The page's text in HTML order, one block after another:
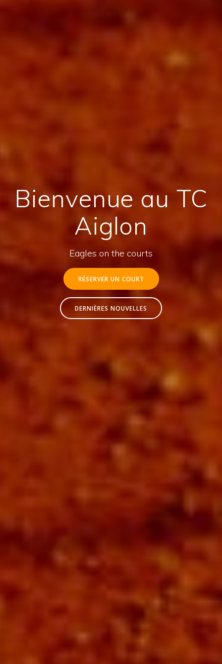
Bienvenue au TC
Aiglon
Eagles on the courts
RÉSERVER UN COURT
DERNIÈRES NOUVELLES